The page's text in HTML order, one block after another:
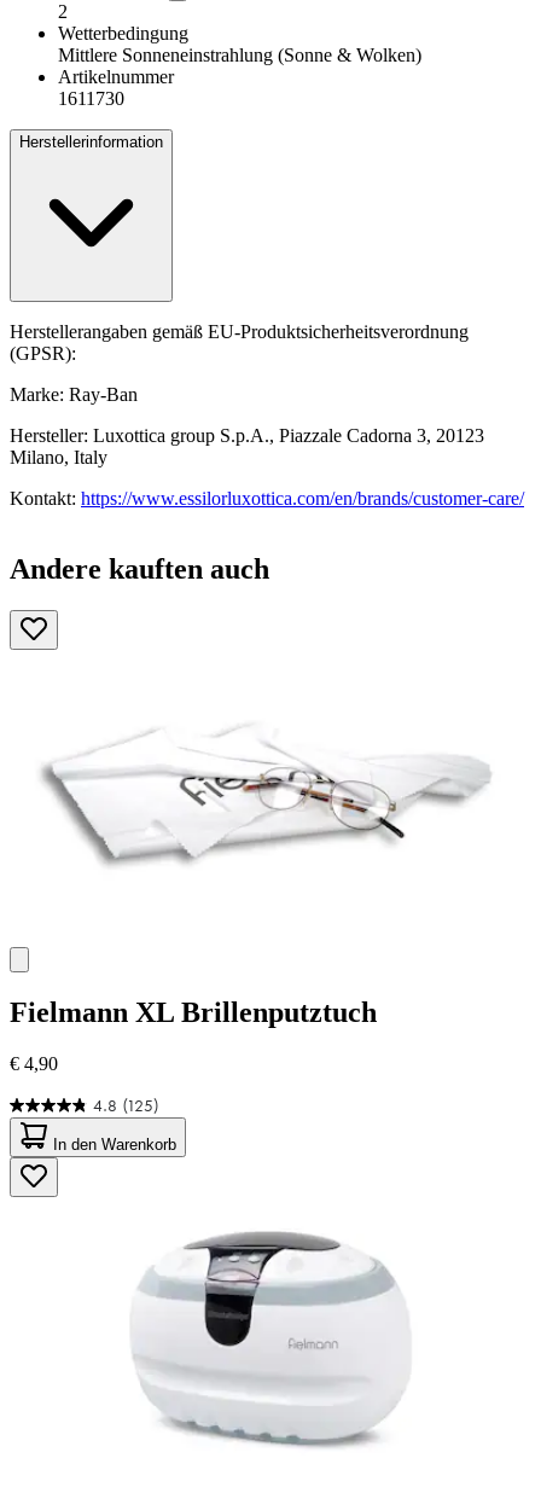
2
Wetterbedingung
Mittlere Sonneneinstrahlung (Sonne & Wolken)
Artikelnummer
1611730
Herstellerinformation
Herstellerangaben gemäß EU-Produktsicherheitsverordnung
(GPSR):
Marke: Ray-Ban
Hersteller: Luxottica group S.p.A., Piazzale Cadorna 3, 20123
Milano, Italy
Kontakt: https://www.essilorluxottica.com/en/brands/customer-care/
Andere kauften auch
Fielmann XL Brillenputztuch
€ 4,90
4.8 (125)
4.8
von
5
Sternen.
125
In den Warenkorb